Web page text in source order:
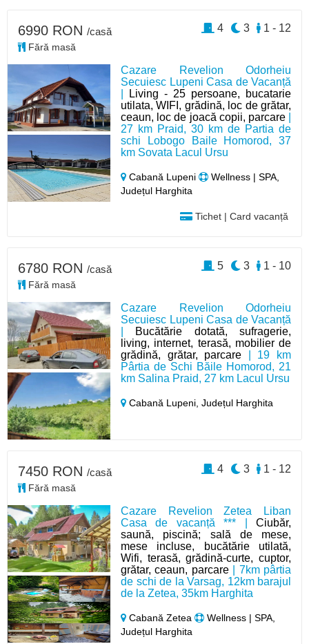
Cazare Revelion Odorheiu
Secuiesc Lupeni Casa de Vacanță
Living - 25 persoane, bucatarie
utilata, WIFI, grădină, loc de grătar,
ceaun, loc de joacă copii, parcare|
27 km Praid, 30 km de Partia de
schi Lobogo Baile Homorod, 37
km Sovata Lacul Ursu
Cabană Lupeni
Wellness | SPA,
Județul Harghita
Tichet | Card vacanță
6990 RON /casă
Fără masă
1 - 12
3
4
Cazare Revelion Odorheiu
Secuiesc Lupeni Casa de Vacanță
Bucătărie dotată, sufragerie,
living, internet, terasă, mobilier de
grădină, grătar, parcare | 19 km
Pârtia de Schi Băile Homorod, 21
km Salina Praid, 27 km Lacul Ursu
Cabană Lupeni,Județul Harghita
6780 RON /casă
Fără masă
1 - 10
3
5
Cazare Revelion Zetea Liban
Casa de vacanță *** | Ciubăr,
saună, piscină; sală de mese,
mese incluse, bucătărie utilată,
Wifi, terasă, grădină-curte, cuptor,
grătar, ceaun, parcare| 7km pârtia
de schi de la Varsag, 12km barajul
de la Zetea, 35km Harghita
Cabană Zetea
Wellness | SPA,
Județul Harghita
7450 RON /casă
Fără masă
1 - 12
3
4